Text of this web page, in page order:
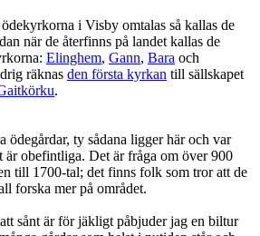
i Visby omtalas så kallas de
när de återfinns på landet kallas de
Elinghem, Gann, Bara och
räknas den första kyrkan till sällskapet
.
ödegårdar, ty sådana ligger här och var
är obefintliga. Det är fråga om över 900
till 1700-tal; det finns folk som tror att de
forska mer på området.
sånt är för jäkligt påbjuder jag en biltur